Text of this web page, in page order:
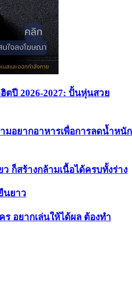
ตปี 2026-2027: ปั้นหุ่นสวย
มอยากอาหารเพื่อการลดน้ำหนัก
ว ก็สร้างกล้ามเนื้อได้ครบทั้งร่าง
นยาว
ร อยากเล่นให้ได้ผล ต้องทำ